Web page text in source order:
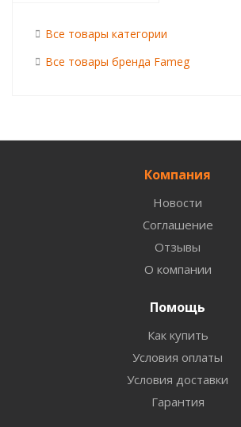
Все товары категории
Все товары бренда Fameg
Компания
Новости
Соглашение
Отзывы
О компании
Помощь
Как купить
Условия оплаты
Условия доставки
Гарантия